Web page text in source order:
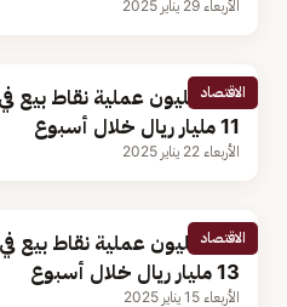
الأربعاء 29 يناير 2025
الاقتصاد198 مليون عملية نقاط
11 مليار ريال خلال أسبوع
الأربعاء 22 يناير 2025
الاقتصاد216 مليون عملية نقاط
13 مليار ريال خلال أسبوع
الأربعاء 15 يناير 2025